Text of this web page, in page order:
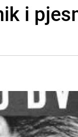
i